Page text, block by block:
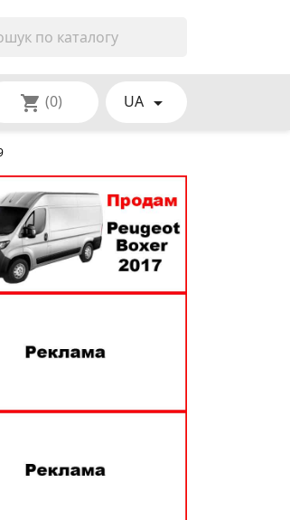
shopping_cart (0) UA 